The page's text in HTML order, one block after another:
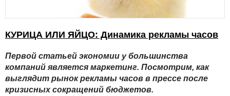
КУРИЦА ИЛИ ЯЙЦО: Динамика рекламы часов
Первой статьей экономии у большинства
компаний является маркетинг. Посмотрим, как
выглядит рынок рекламы часов в прессе после
кризисных сокращений бюджетов.